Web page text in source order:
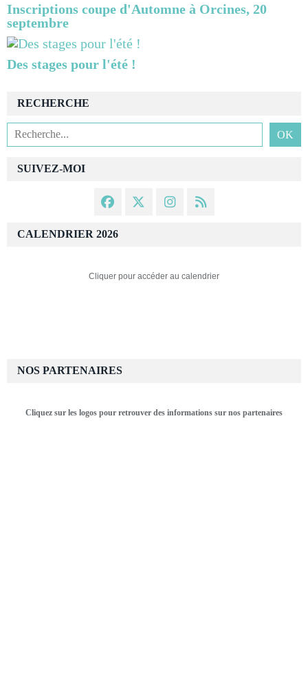
Inscriptions coupe d'Automne à Orcines, 20
septembre
Des stages pour l'été !
SUIVEZ-MOI
RECHERCHE
CALENDRIER 2026
Cliquer pour accéder au calendrier
NOS PARTENAIRES
Cliquez sur les logos pour retrouver des informations sur nos partenaires